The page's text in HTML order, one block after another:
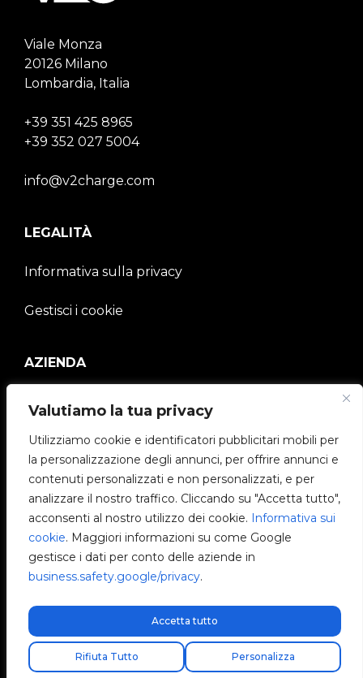
Valutiamo la tua privacy
Utilizziamo cookie e identificatori pubblicitari mobili per
la personalizzazione degli annunci, per offrire annunci e
contenuti personalizzati e non personalizzati, e per
analizzare il nostro traffico. Cliccando su "Accetta tutto",
acconsenti al nostro utilizzo dei cookie. Informativa sui
cookie. Maggiori informazioni su come Google
gestisce i dati per conto delle aziende in
business.safety.google/privacy.
Personalizza
Rifiuta Tutto
Accetta tutto
Viale Monza
20126 Milano
Lombardia, Italia
+39 351 425 8965
+39 352 027 5004
info@v2charge.com
LEGALITÀ
Informativa sulla privacy
Gestisci i cookie
AZIENDA
V2C Community
e-Chargers
V2C Cloud
V2C Payments
Blog
Spedizione express gratuita!
V2C © 2026 All rights reserved.